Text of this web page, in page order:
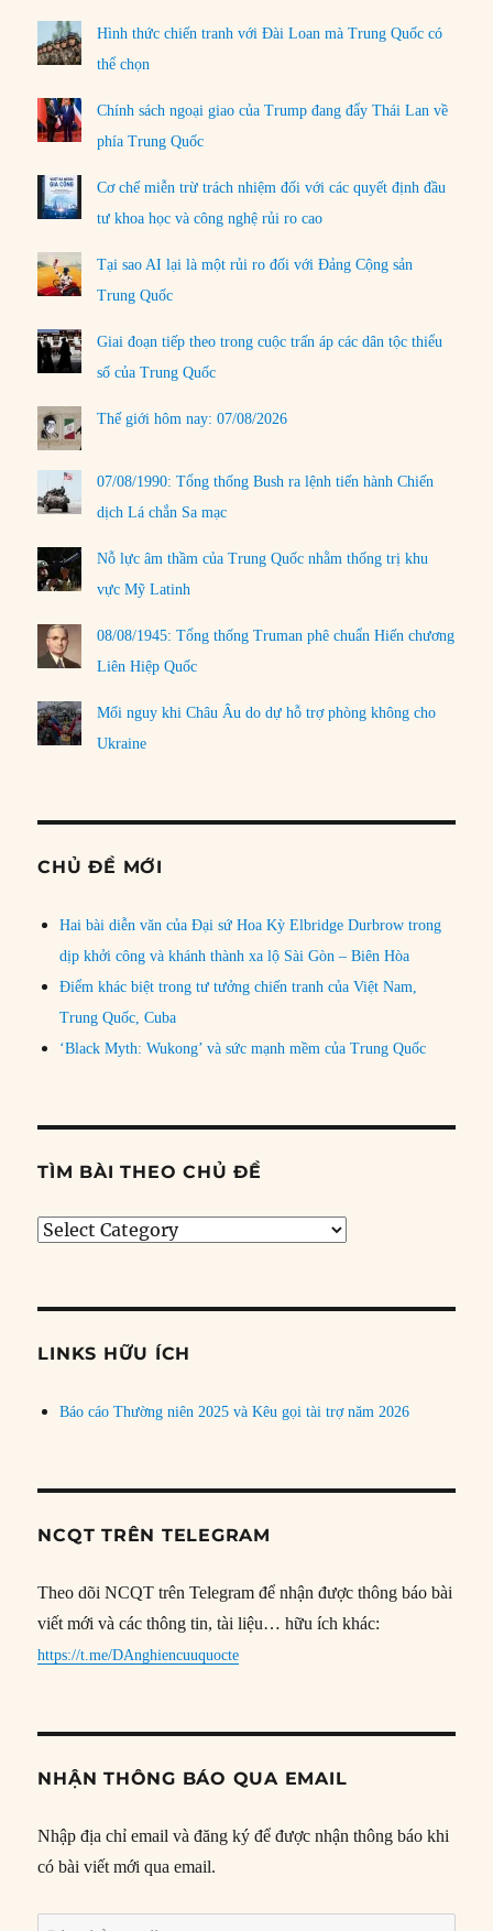
Hình thức chiến tranh với Đài Loan mà Trung Quốc có
thể chọn
Chính sách ngoại giao của Trump đang đẩy Thái Lan về
phía Trung Quốc
Cơ chế miễn trừ trách nhiệm đối với các quyết định đầu
tư khoa học và công nghệ rủi ro cao
Tại sao AI lại là một rủi ro đối với Đảng Cộng sản
Trung Quốc
Giai đoạn tiếp theo trong cuộc trấn áp các dân tộc thiểu
số của Trung Quốc
Thế giới hôm nay: 07/08/2026
07/08/1990: Tổng thống Bush ra lệnh tiến hành Chiến
dịch Lá chắn Sa mạc
Nỗ lực âm thầm của Trung Quốc nhằm thống trị khu
vực Mỹ Latinh
08/08/1945: Tổng thống Truman phê chuẩn Hiến chương
Liên Hiệp Quốc
Mối nguy khi Châu Âu do dự hỗ trợ phòng không cho
Ukraine
CHỦ ĐỀ MỚI
Hai bài diễn văn của Đại sứ Hoa Kỳ Elbridge Durbrow trong
dịp khởi công và khánh thành xa lộ Sài Gòn – Biên Hòa
Điểm khác biệt trong tư tưởng chiến tranh của Việt Nam,
Trung Quốc, Cuba
‘Black Myth: Wukong’ và sức mạnh mềm của Trung Quốc
TÌM BÀI THEO CHỦ ĐỀ
Tìm
đề
LINKS HỮU ÍCH
Báo cáo Thường niên 2025 và Kêu gọi tài trợ năm 2026
NCQT TRÊN TELEGRAM
Theo dõi NCQT trên Telegram để nhận được thông báo bài
viết mới và các thông tin, tài liệu… hữu ích khác:
https://t.me/DAnghiencuuquocte
NHẬN THÔNG BÁO QUA EMAIL
Nhập địa chỉ email và đăng ký để được nhận thông báo khi
có bài viết mới qua email.